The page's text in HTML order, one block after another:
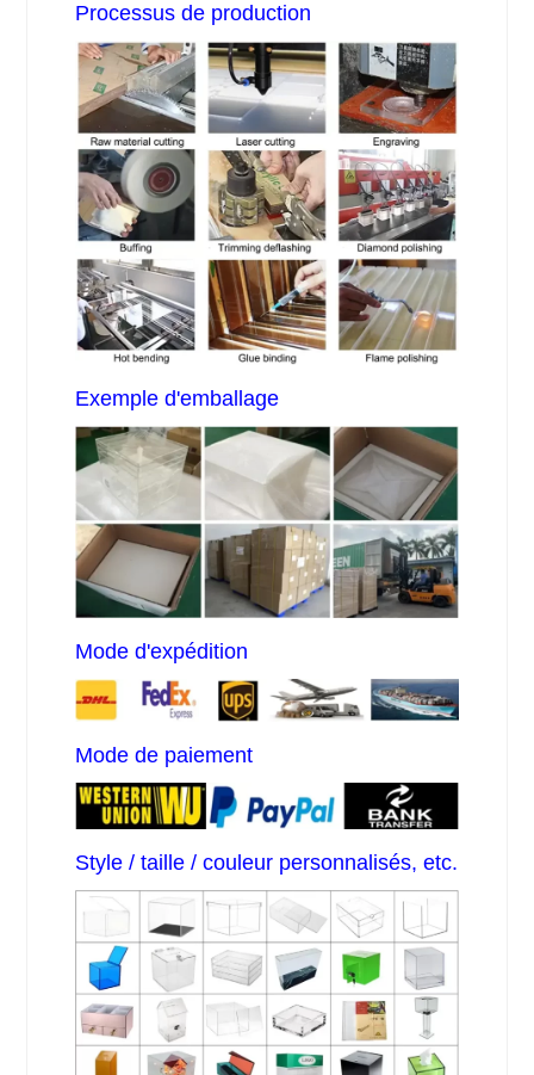
Processus de production
Exemple d'emballage
Mode d'expédition
Mode de paiement
Style / taille / couleur personnalisés, etc.